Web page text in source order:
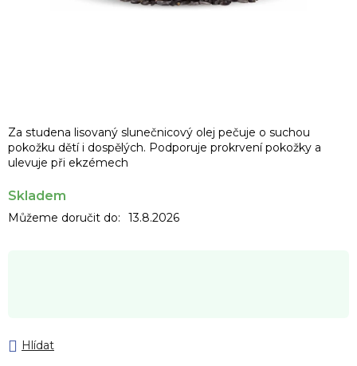
Za studena lisovaný slunečnicový olej pečuje o suchou
pokožku dětí i dospělých. Podporuje prokrvení pokožky a
ulevuje při ekzémech
Skladem
Můžeme doručit do: 13.8.2026
Hlídat